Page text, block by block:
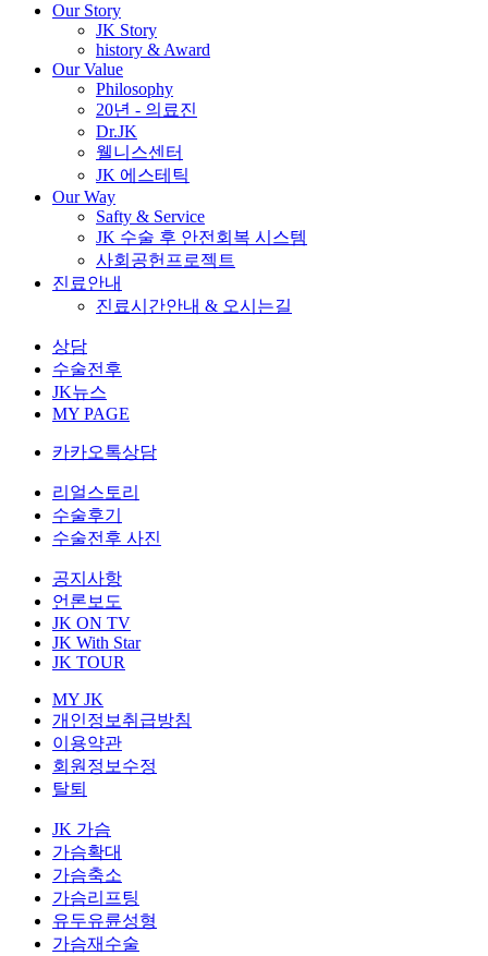
Our Story
JK Story
history & Award
Our Value
Philosophy
20년 - 의료진
Dr.JK
웰니스센터
JK 에스테틱
Our Way
Safty & Service
JK 수술 후 안전회복 시스템
사회공헌프로젝트
진료안내
진료시간안내 & 오시는길
상담
수술전후
JK뉴스
MY PAGE
카카오톡상담
리얼스토리
수술후기
수술전후 사진
공지사항
언론보도
JK ON TV
JK With Star
JK TOUR
MY JK
개인정보취급방침
이용약관
회원정보수정
탈퇴
JK 가슴
가슴확대
가슴축소
가슴리프팅
유두유륜성형
가슴재수술